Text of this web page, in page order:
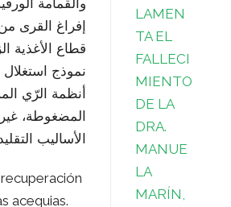
والقمامة
إفراغ القرى
قطاع الأغذية
نموذج
أنظمة الرّي
المضغوطة،
الأساليب
LAMEN
TA EL
FALLECI
MIENTO
DE LA
DRA.
MANUE
LA
MARÍN,